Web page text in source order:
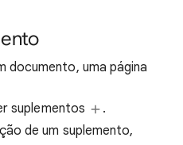
documento, uma página
suplementos
.
de um suplemento,